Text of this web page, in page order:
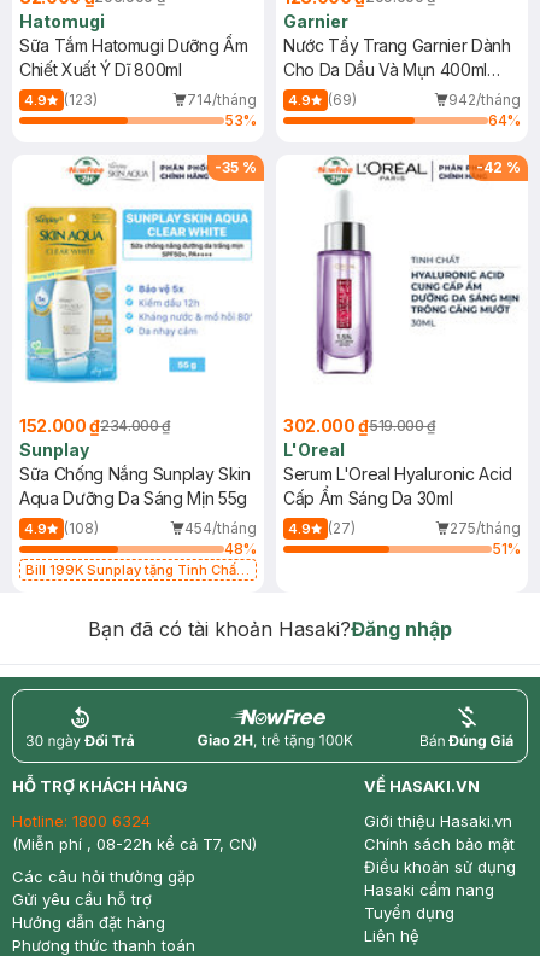
Hatomugi
Sữa Tắm Hatomugi Dưỡng Ẩm
Chiết Xuất Ý Dĩ 800ml
4.9 (123)
714/tháng
53%
Garnier
Nước Tẩy Trang Garnier Dành
Cho Da Dầu Và Mụn 400ml
(Mới)
4.9 (69)
942/tháng
64%
-35 %
152.000 ₫234.000 ₫
Sunplay
Sữa Chống Nắng Sunplay Skin
Aqua Dưỡng Da Sáng Mịn 55g
4.9 (108)
454/tháng
48%
Bill 199K Sunplay tặng Tinh Chất
-42 %
302.000 ₫519.000 ₫
L'Oreal
Serum L'Oreal Hyaluronic Acid
Cấp Ẩm Sáng Da 30ml
4.9 (27)
275/tháng
51%
Bạn đã có tài khoản Hasaki?Đăng nhập
return nowfree price
HỖ TRỢ KHÁCH HÀNG
Hotline: 1800 6324
(Miễn phí , 08-22h kể cả T7, CN)
Các câu hỏi thường gặp
Gửi yêu cầu hỗ trợ
Hướng dẫn đặt hàng
Phương thức thanh toán
VỀ HASAKI.VN
Giới thiệu Hasaki.vn
Chính sách bảo mật
Điều khoản sử dụng
Hasaki cẩm nang
Tuyển dụng
Liên hệ